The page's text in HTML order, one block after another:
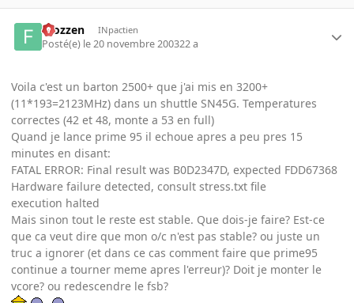
Frozzen INpactien
Posté(e) le 20 novembre 200322 a
Voila c'est un barton 2500+ que j'ai mis en 3200+
(11*193=2123MHz) dans un shuttle SN45G. Temperatures
correctes (42 et 48, monte a 53 en full)
Quand je lance prime 95 il echoue apres a peu pres 15
minutes en disant:
FATAL ERROR: Final result was B0D2347D, expected FDD67368
Hardware failure detected, consult stress.txt file
execution halted
Mais sinon tout le reste est stable. Que dois-je faire? Est-ce
que ca veut dire que mon o/c n'est pas stable? ou juste un
truc a ignorer (et dans ce cas comment faire que prime95
continue a tourner meme apres l'erreur)? Doit je monter le
vcore? ou redescendre le fsb?